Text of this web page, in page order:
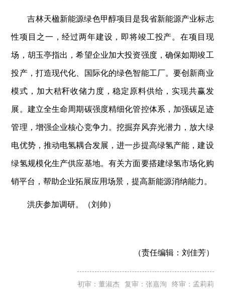
吉林天楹新能源绿色甲醇项目是我省新能源产业标志
性项目之一，经过两年建设，即将竣工投产。在项目现
场，胡玉亭指出，希望企业加大投资强度，确保如期竣工
投产，打造现代化、国际化的绿色智能工厂。要创新商业
模式，加大秸秆收储力度，稳定原料供给，实现共赢发
展。建立全生命周期碳强度精细化管控体系，加强碳足迹
管理，增强企业核心竞争力。挖掘弃风弃光潜力，放大绿
电优势，推动电氢耦合发展，进一步提高绿氢产能，建设
绿氢规模化生产供应基地。有关方面要搭建绿氢市场化购
销平台，帮助企业拓展应用场景，提高新能源消纳能力。
洪庆参加调研。（刘帅）
（责任编辑： 刘佳芳）
初审：董淑杰 复审：张嘉洵 终审：孟莉莉